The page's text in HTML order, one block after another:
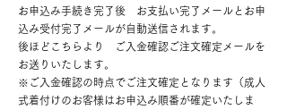
お申込み手続き完了後 お支払い完了メールとお申
込み受付完了メールが自動送信されます。
後ほどこちらより ご入金確認ご注文確定メールを
お送りいたします。
※ご入金確認の時点でご注文確定となります（成人
式着付けのお客様はお申込み順番が確定いたしま